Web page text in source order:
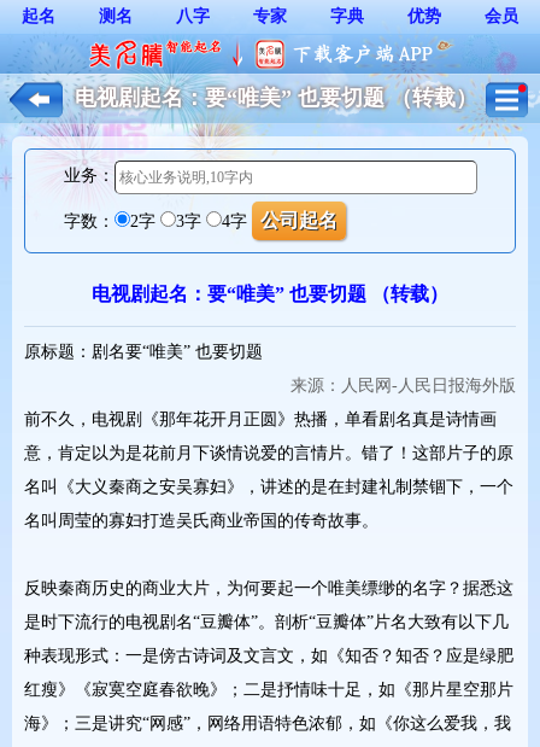
起名 测名 八字 专家 字典 优势 会员
电视剧起名：要“唯美” 也要切题 （转载）
_公司起名
业务：
字数： 2字 3字 4字
电视剧起名：要“唯美” 也要切题 （转载）
原标题：剧名要“唯美” 也要切题
来源： 人民网-人民日报海外版
前不久，电视剧《那年花开月正圆》热播，单看剧名真是诗情画
意，肯定以为是花前月下谈情说爱的言情片。错了！这部片子的原
名叫《大义秦商之安吴寡妇》，讲述的是在封建礼制禁锢下，一个
名叫周莹的寡妇打造吴氏商业帝国的传奇故事。
反映秦商历史的商业大片，为何要起一个唯美缥缈的名字？据悉这
是时下流行的电视剧名“豆瓣体”。剖析“豆瓣体”片名大致有以下几
种表现形式：一是傍古诗词及文言文，如《知否？知否？应是绿肥
红瘦》《寂寞空庭春欲晚》；二是抒情味十足，如《那片星空那片
海》；三是讲究“网感”，网络用语特色浓郁，如《你这么爱我，我